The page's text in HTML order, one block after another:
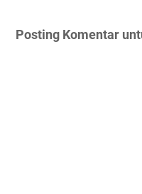
Posting Komentar